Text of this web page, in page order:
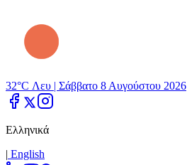
32°C Λευ | Σάββατο 8 Αυγούστου 2026
Ελληνικά
| Εnglish